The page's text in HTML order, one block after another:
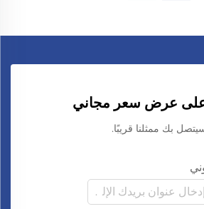
عرض سعر مجاني
بك ممثلنا قريبًا.